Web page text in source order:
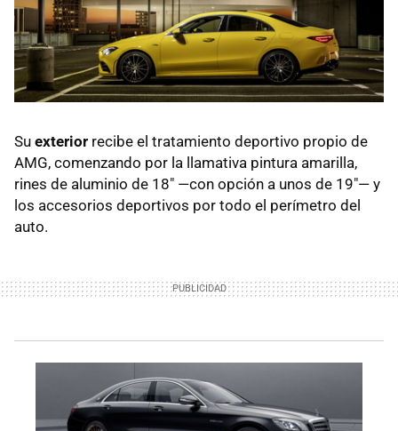
Su exterior recibe el tratamiento deportivo propio de
AMG, comenzando por la llamativa pintura amarilla,
rines de aluminio de 18" —con opción a unos de 19"— y
los accesorios deportivos por todo el perímetro del
auto.